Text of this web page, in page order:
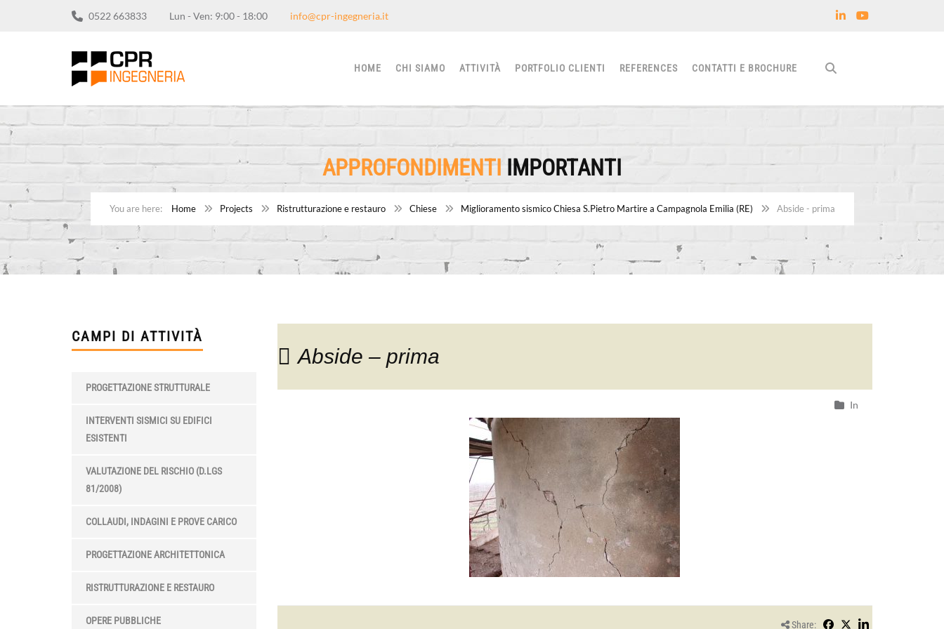
0522 663833 Lun - Ven: 9:00 - 18:00 info@cpr-ingegneria.it
HOME CHI SIAMO ATTIVITÀ PORTFOLIO CLIENTI REFERENCES CONTATTI E BROCHURE
APPROFONDIMENTI IMPORTANTI
Home Projects Ristrutturazione e restauro Chiese Miglioramento sismico Chiesa S.Pietro Martire a Campagnola Emilia (RE) Abside - prima
CAMPI DI ATTIVITÀ
PROGETTAZIONE STRUTTURALE
INTERVENTI SISMICI SU EDIFICI
ESISTENTI
VALUTAZIONE DEL RISCHIO (D.LGS
81/2008)
COLLAUDI, INDAGINI E PROVE CARICO
PROGETTAZIONE ARCHITETTONICA
RISTRUTTURAZIONE E RESTAURO
OPERE PUBBLICHE
Abside – prima
In
Share: